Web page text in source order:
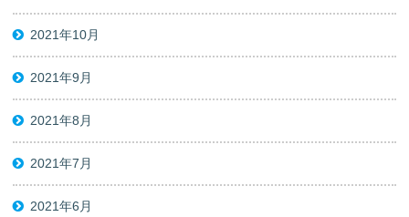
2021年10月
2021年9月
2021年8月
2021年7月
2021年6月